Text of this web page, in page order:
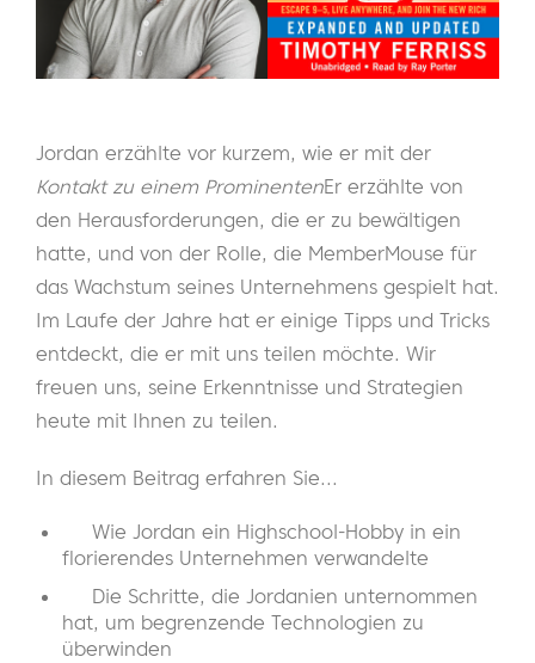
Jordan erzählte vor kurzem, wie er mit der
Kontakt zu einem ProminentenEr erzählte von
den Herausforderungen, die er zu bewältigen
hatte, und von der Rolle, die MemberMouse für
das Wachstum seines Unternehmens gespielt hat.
Im Laufe der Jahre hat er einige Tipps und Tricks
entdeckt, die er mit uns teilen möchte. Wir
freuen uns, seine Erkenntnisse und Strategien
heute mit Ihnen zu teilen.
In diesem Beitrag erfahren Sie...
Wie Jordan ein Highschool-Hobby in ein
florierendes Unternehmen verwandelte
Die Schritte, die Jordanien unternommen
hat, um begrenzende Technologien zu
überwinden